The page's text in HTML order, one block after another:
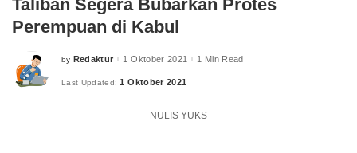
Taliban Segera Bubarkan Protes
Perempuan di Kabul
Posted
by Redaktur 1 Oktober 2021 1 Min Read
Last Updated: 1 Oktober 2021
-NULIS YUKS-